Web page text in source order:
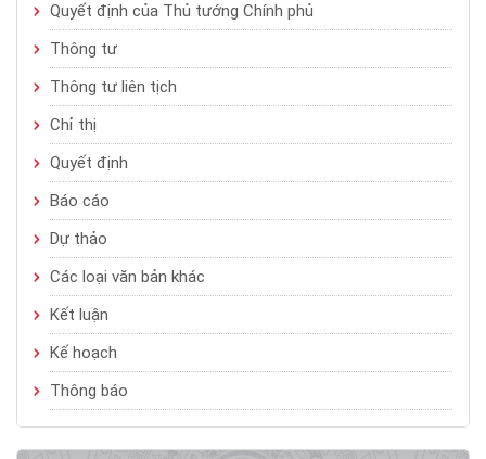
Quyết định của Thủ tướng Chính phủ
Thông tư
Thông tư liên tịch
Chỉ thị
Quyết định
Báo cáo
Dự thảo
Các loại văn bản khác
Kết luận
Kế hoạch
Thông báo